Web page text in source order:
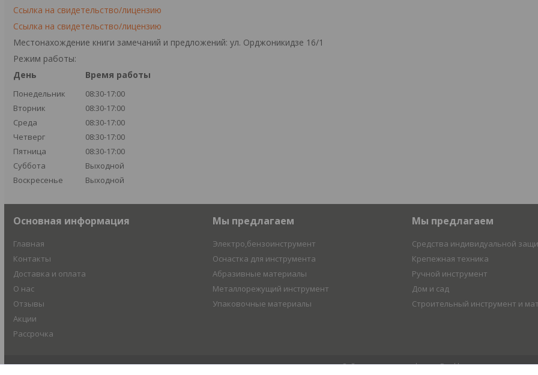
Ссылка на свидетельство/лицензию
Ссылка на свидетельство/лицензию
Местонахождение книги замечаний и предложений: ул. Орджоникидзе 16/1
Режим работы:
День
Время работы
Понедельник
08:30-17:00
Вторник
08:30-17:00
Среда
08:30-17:00
Четверг
08:30-17:00
Пятница
08:30-17:00
Суббота
Выходной
Воскресенье
Выходной
Основная информация
Главная
Контакты
Доставка и оплата
О нас
Отзывы
Акции
Рассрочка
Мы предлагаем
Электро,бензоинструмент
Оснастка для инструмента
Абразивные материалы
Металлорежущий инструмент
Упаковочные материалы
Мы предлагаем
Средства индивидуальной
Крепежная техника
Ручной инструмент
Дом и сад
Строительный инструмент и
Сайт создан на платформе Deal.by